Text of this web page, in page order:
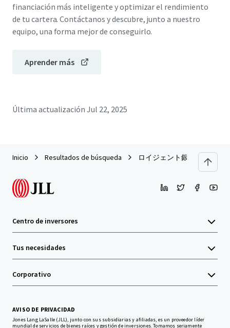
financiación más inteligente y optimizar el rendimiento
de tu cartera. Contáctanos y descubre, junto a nuestro
equipo, una forma mejor de conseguirlo.
Aprender más
Última actualización Jul 22, 2025
Inicio Resultados de búsqueda ロイジェント銀座
Centro de inversores
Tus necesidades
Corporativo
AVISO DE PRIVACIDAD
Jones Lang LaSalle (JLL), junto con sus subsidiarias y afiliadas, es un proveedor líder
mundial de servicios de bienes raíces y gestión de inversiones. Tomamos seriamente